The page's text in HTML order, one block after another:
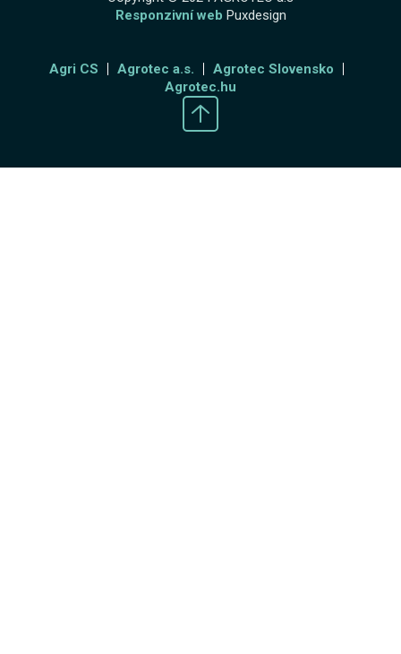
Responzivní web Puxdesign
Agri CS Agrotec a.s.
Agrotec Slovensko
Agrotec.hu